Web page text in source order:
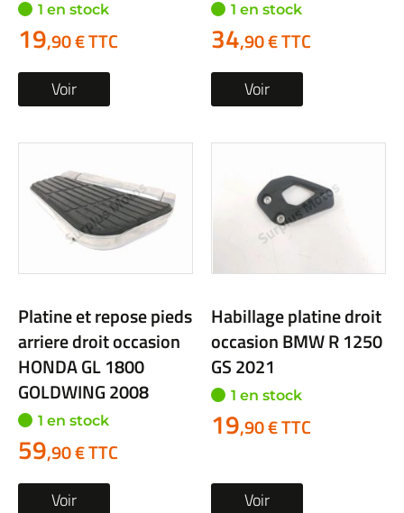
1 en stock
19,90 € TTC
Voir
1 en stock
34,90 € TTC
Voir
Platine et repose pieds
arriere droit occasion
HONDA GL 1800
GOLDWING 2008
1 en stock
59,90 € TTC
Voir
Habillage platine droit
occasion BMW R 1250
GS 2021
1 en stock
19,90 € TTC
Voir